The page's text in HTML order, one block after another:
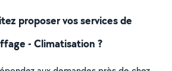
proposer vos services de
- Climatisation ?